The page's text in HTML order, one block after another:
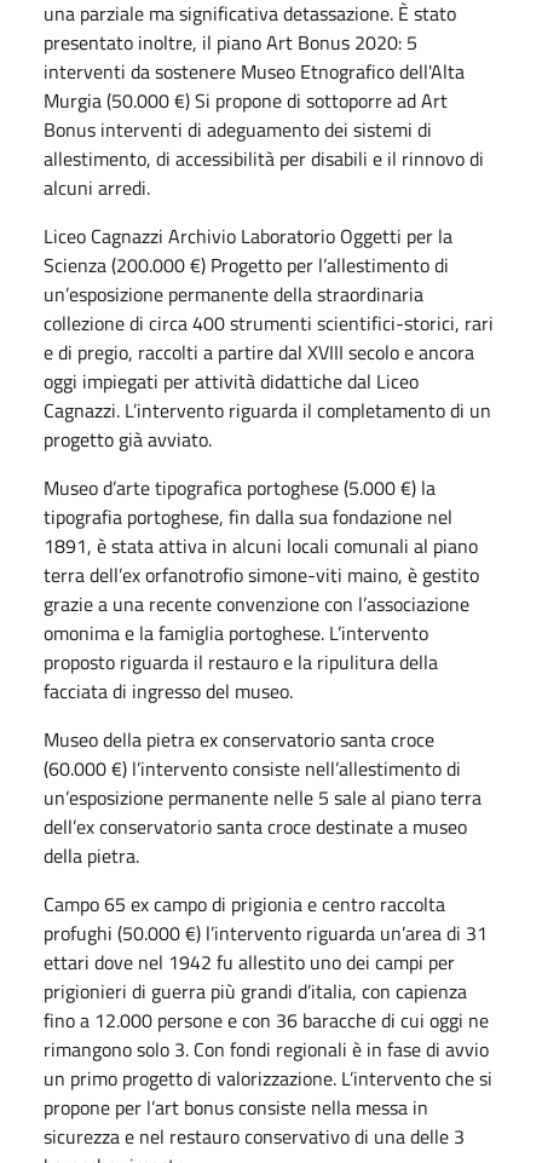
una parziale ma significativa detassazione. È stato
presentato inoltre, il piano Art Bonus 2020: 5
interventi da sostenere Museo Etnografico dell'Alta
Murgia (50.000 €) Si propone di sottoporre ad Art
Bonus interventi di adeguamento dei sistemi di
allestimento, di accessibilità per disabili e il rinnovo di
alcuni arredi.
Liceo Cagnazzi Archivio Laboratorio Oggetti per la
Scienza (200.000 €) Progetto per l’allestimento di
un’esposizione permanente della straordinaria
collezione di circa 400 strumenti scientifici-storici, rari
e di pregio, raccolti a partire dal XVIII secolo e ancora
oggi impiegati per attività didattiche dal Liceo
Cagnazzi. L’intervento riguarda il completamento di un
progetto già avviato.
Museo d’arte tipografica portoghese (5.000 €) la
tipografia portoghese, fin dalla sua fondazione nel
1891, è stata attiva in alcuni locali comunali al piano
terra dell’ex orfanotrofio simone-viti maino, è gestito
grazie a una recente convenzione con l’associazione
omonima e la famiglia portoghese. L’intervento
proposto riguarda il restauro e la ripulitura della
facciata di ingresso del museo.
Museo della pietra ex conservatorio santa croce
(60.000 €) l’intervento consiste nell’allestimento di
un’esposizione permanente nelle 5 sale al piano terra
dell’ex conservatorio santa croce destinate a museo
della pietra.
Campo 65 ex campo di prigionia e centro raccolta
profughi (50.000 €) l’intervento riguarda un’area di 31
ettari dove nel 1942 fu allestito uno dei campi per
prigionieri di guerra più grandi d’italia, con capienza
fino a 12.000 persone e con 36 baracche di cui oggi ne
rimangono solo 3. Con fondi regionali è in fase di avvio
un primo progetto di valorizzazione. L’intervento che si
propone per l’art bonus consiste nella messa in
sicurezza e nel restauro conservativo di una delle 3